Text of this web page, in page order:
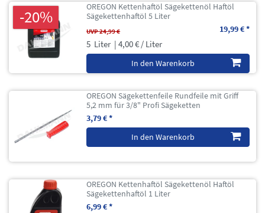
-20%
OREGON Kettenhaftöl Sägekettenöl Haftöl
Sägekettenhaftöl 5 Liter
UVP 24,99 € 19,99 € *
5 Liter | 4,00 € / Liter
In den Warenkorb
OREGON Sägekettenfeile Rundfeile mit Griff
5,2 mm für 3/8" Profi Sägeketten
3,79 € *
In den Warenkorb
OREGON Kettenhaftöl Sägekettenöl Haftöl
Sägekettenhaftöl 1 Liter
6,99 € *